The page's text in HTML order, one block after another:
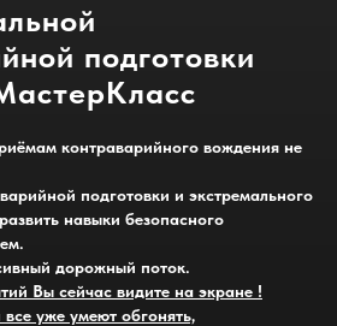
подготовки
контраварийного вождения не
подготовки и экстремального
навыки безопасного
дорожный поток.
Вы сейчас видите на экране !
уже умеют обгонять,